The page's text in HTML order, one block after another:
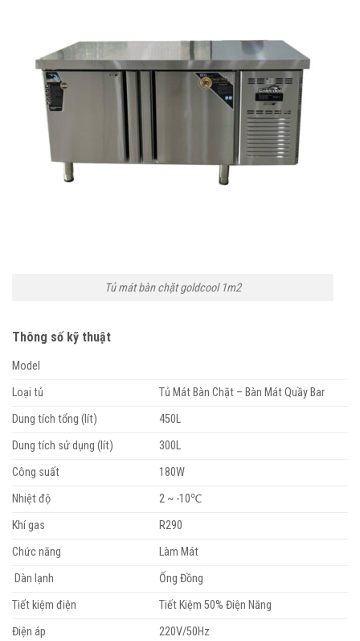
Tủ mát bàn chặt goldcool 1m2
Thông số kỹ thuật
Model
Loại tủ
Tủ Mát Bàn Chặt – Bàn Mát Quầy Bar
Dung tích tổng (lít)
450L
Dung tích sử dụng (lít)
300L
Công suất
180W
Nhiệt độ
2 ~ -10℃
Khí gas
R290
Chức năng
Làm Mát
Dàn lạnh
Ống Đồng
Tiết kiệm điện
Tiết Kiệm 50% Điện Năng
Điện áp
220V/50Hz